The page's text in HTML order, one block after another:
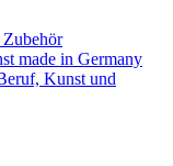
made in Germany
Kunst und